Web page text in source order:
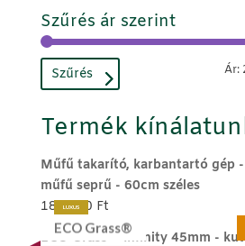
Szűrés ár szerint
Szűrés Ár:
Termék
Műfű takarító, karbantartó gép
műfű seprű - 60cm széles
189.990 Ft
ECO Grass®
LUXUS
ECO Grass ® Infinity 45mm -